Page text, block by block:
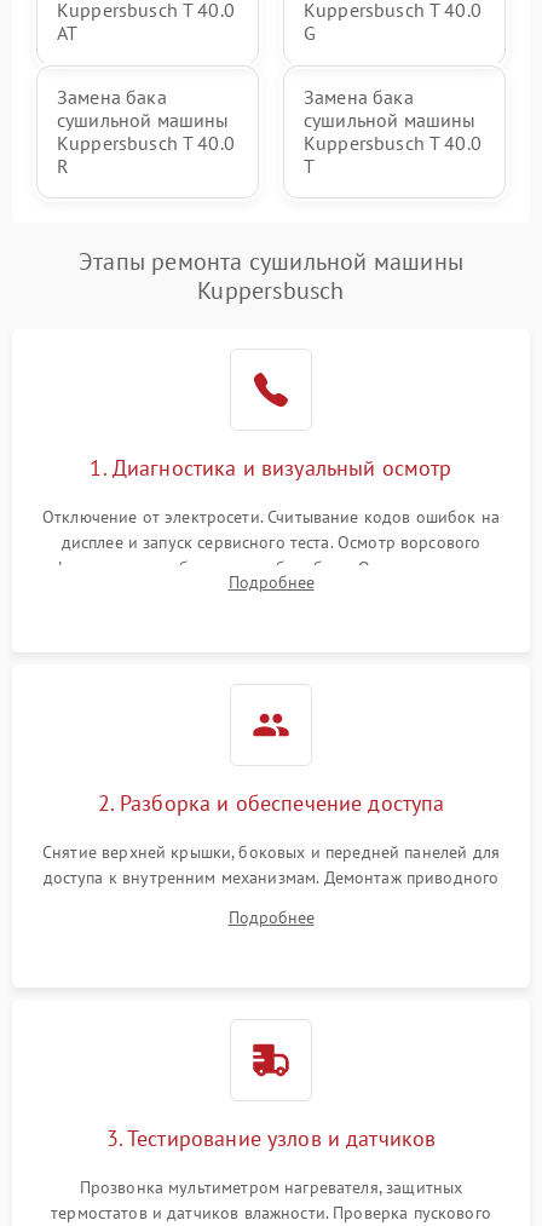
Kuppersbusch T 40.0
AT
Kuppersbusch T 40.0
G
Замена бака
сушильной машины
Kuppersbusch T 40.0
R
Замена бака
сушильной машины
Kuppersbusch T 40.0
T
Этапы ремонта сушильной машины
Kuppersbusch
1. Диагностика и визуальный осмотр
Отключение от электросети. Считывание кодов ошибок на
дисплее и запуск сервисного теста. Осмотр ворсового
фильтра, теплообменника и барабана. Опрос клиента о
неисправностях (не сушит, не крутит барабан, сильно шумит
Подробнее
2. Разборка и обеспечение доступа
Снятие верхней крышки, боковых и передней панелей для
доступа к внутренним механизмам. Демонтаж приводного
Обеспечение свободного доступа к ТЭНу, компрессору,
Подробнее
3. Тестирование узлов и датчиков
Прозвонка мультиметром нагревателя, защитных
термостатов и датчиков влажности. Проверка пускового